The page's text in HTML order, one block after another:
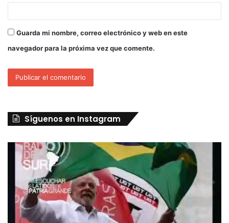
Guarda mi nombre, correo electrónico y web en este
navegador para la próxima vez que comente.
Síguenos en Instagram